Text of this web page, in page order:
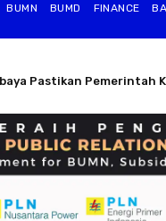
BUMN BUMD FINANCE
Siapkan Startup Industri